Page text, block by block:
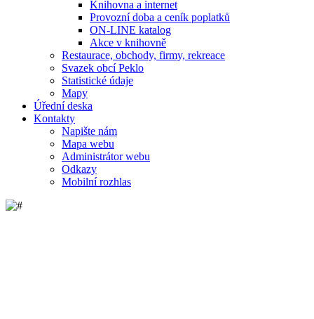
Knihovna a internet
Provozní doba a ceník poplatků
ON-LINE katalog
Akce v knihovně
Restaurace, obchody, firmy, rekreace
Svazek obcí Peklo
Statistické údaje
Mapy
Úřední deska
Kontakty
Napište nám
Mapa webu
Administrátor webu
Odkazy
Mobilní rozhlas